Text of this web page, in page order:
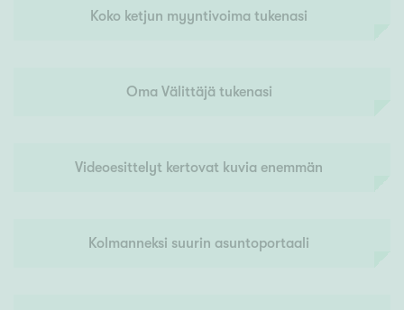
Koko ketjun myyntivoima tukenasi
Oma Välittäjä tukenasi
Videoesittelyt kertovat kuvia enemmän
Kolmanneksi suurin asuntoportaali